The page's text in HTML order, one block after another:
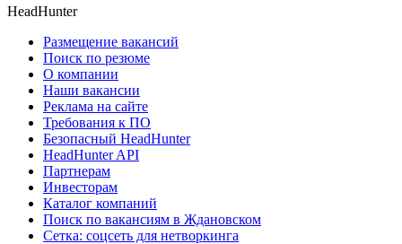
HeadHunter
Размещение вакансий
Поиск по резюме
О компании
Наши вакансии
Реклама на сайте
Требования к ПО
Безопасный HeadHunter
HeadHunter API
Партнерам
Инвесторам
Каталог компаний
Поиск по вакансиям в Ждановском
Сетка: соцсеть для нетворкинга